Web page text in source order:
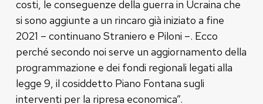
costi, le conseguenze della guerra in Ucraina che
si sono aggiunte a un rincaro già iniziato a fine
2021 – continuano Straniero e Piloni –. Ecco
perché secondo noi serve un aggiornamento della
programmazione e dei fondi regionali legati alla
legge 9, il cosiddetto Piano Fontana sugli
interventi per la ripresa economica”.